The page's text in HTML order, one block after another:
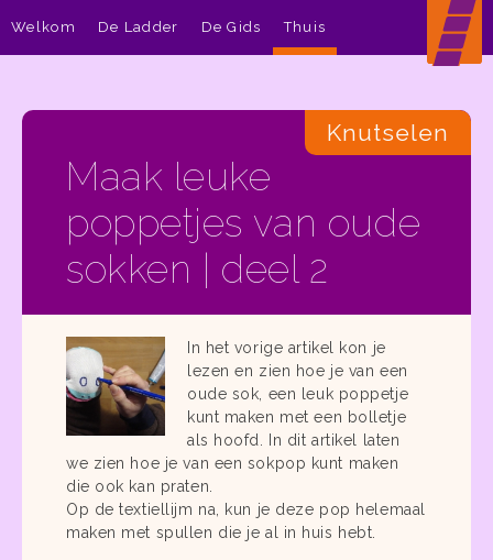
Maak leuke
poppetjes van oude
sokken | deel 2
Knutselen
In het vorige artikel kon je
lezen en zien hoe je van een
oude sok, een leuk poppetje
kunt maken met een bolletje
als hoofd. In dit artikel laten
we zien hoe je van een sokpop kunt maken
die ook kan praten.
Op de textiellijm na, kun je deze pop helemaal
maken met spullen die je al in huis hebt.
Welkom De Ladder De Gids Thuis